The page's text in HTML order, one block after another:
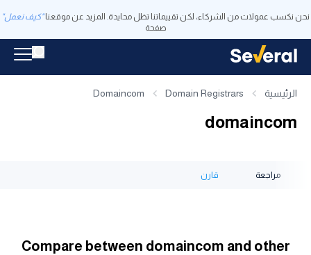
نحن نكسب عمولات من الشركاء، لكن تقييماتنا تظل محايدة. المزيد عن موقعنا "كيف نعمل"
صفحة
الرئيسية Domain Registrars
Domaincom
domaincom
مراجعة قارن
Compare between domaincom and other